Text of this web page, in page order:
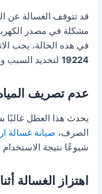
قد تتوقف الغسالة عن
مشكلة في مصدر
في هذه الحالة، يجب
19224 لتحديد السبب
عدم تصريف
يحدث هذا العطل غالبًا
الصرف، صيانة غسالة
شيوعًا نتيجة
اهتزاز الغسالة